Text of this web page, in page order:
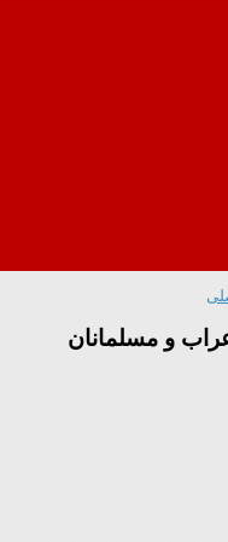
و مسلمانان